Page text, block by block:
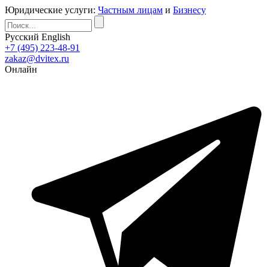
Юридические услуги: Частным лицам и Бизнесу
Русский English
+7 (495) 223-48-91
zakaz@dvitex.ru
Онлайн